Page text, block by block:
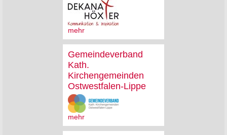
mehr
Gemeindeverband
Kath.
Kirchengemeinden
Ostwestfalen-Lippe
mehr